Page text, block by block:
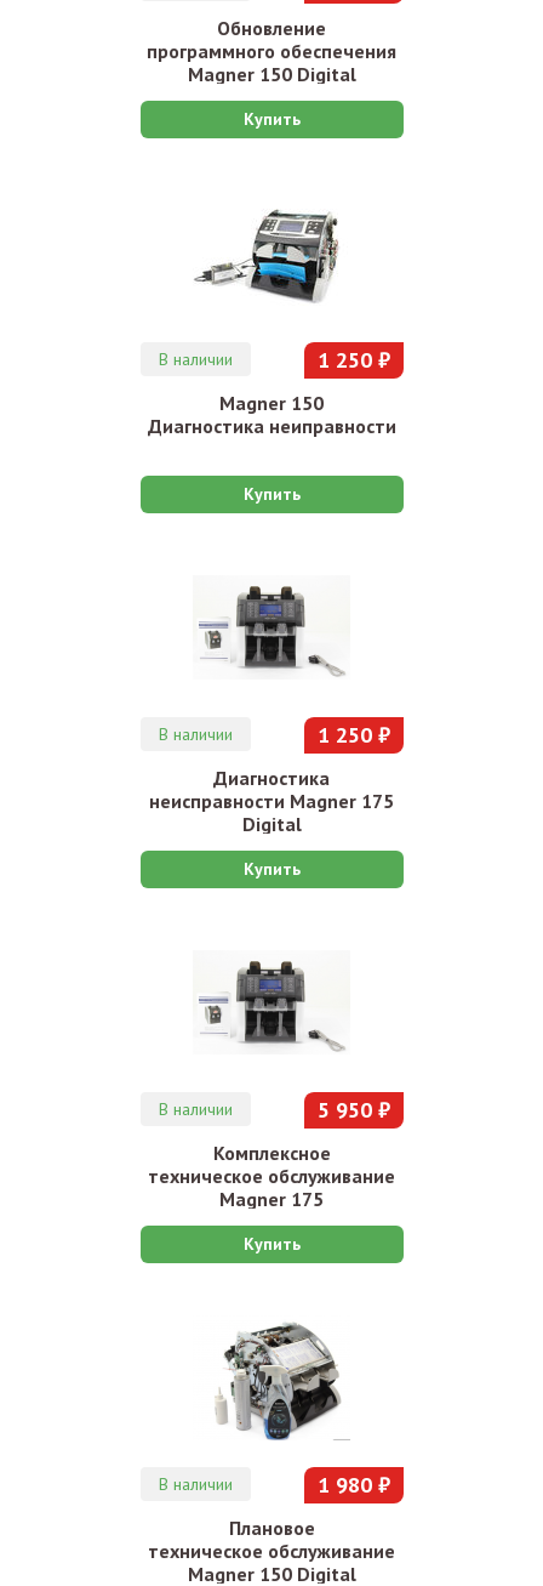
Обновление
программного обеспечения
Magner 150 Digital
Купить
В наличии 1 250 ₽
Magner 150
Диагностика неиправности
Купить
В наличии 1 250 ₽
Диагностика
неиcправности Magner 175
Digital
Купить
В наличии 5 950 ₽
Комплексное
техническое обслуживание
Magner 175
Купить
В наличии 1 980 ₽
Плановое
техническое обслуживание
Magner 150 Digital